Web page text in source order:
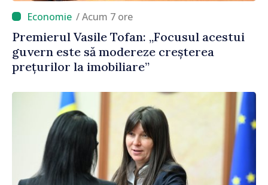
/ Acum 7 ore
Premierul Vasile Tofan: „Focusul acestui
guvern este să modereze creșterea
prețurilor la imobiliare”